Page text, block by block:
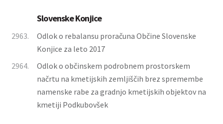
Slovenske Konjice
2963.
Odlok o rebalansu proračuna Občine Slovenske
Konjice za leto 2017
2964.
Odlok o občinskem podrobnem prostorskem
načrtu na kmetijskih zemljiščih brez spremembe
namenske rabe za gradnjo kmetijskih objektov na
kmetiji Podkubovšek